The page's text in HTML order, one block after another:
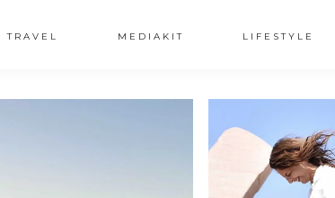
TRAVEL MEDIAKIT LIFESTYLE